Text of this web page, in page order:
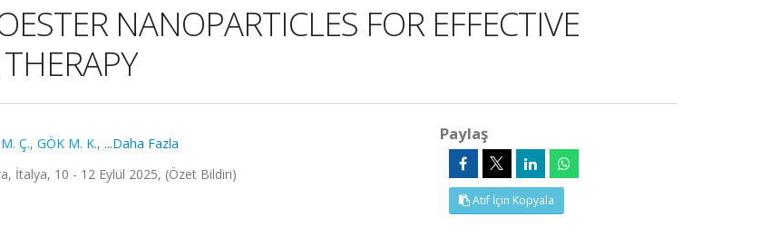
NANOPARTICLES FOR EFFECTIVE
Ç., GÖK M. K., ...Daha Fazla
İtalya, 10 - 12 Eylül 2025, (Özet Bildiri)
Paylaş
Atıf İçin Kopyala